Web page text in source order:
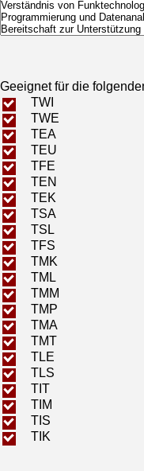
Geeignet für die
TWI
TWE
TEA
TEU
TFE
TEN
TEK
TSA
TSL
TFS
TMK
TML
TMM
TMP
TMA
TMT
TLE
TLS
TIT
TIM
TIS
TIK